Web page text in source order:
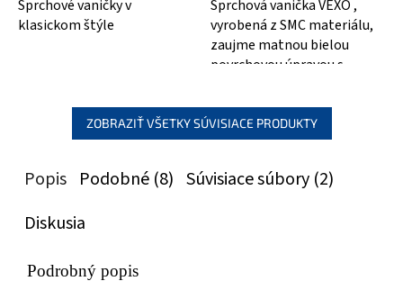
Sprchové vaničky v
klasickom štýle
Sprchová vanička VEXO ,
vyrobená z SMC materiálu,
zaujme matnou bielou
povrchovou úpravou s
imitujúcou prírodný kameň...
ZOBRAZIŤ VŠETKY SÚVISIACE PRODUKTY
Popis Podobné (8) Súvisiace súbory (2)
Diskusia
Podrobný popis